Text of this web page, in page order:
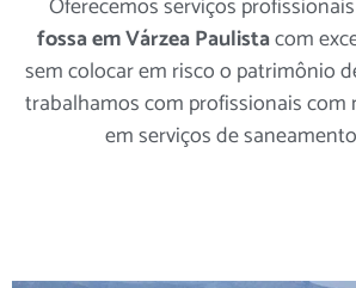
fossa em Várzea Paulistacom
sem colocar em risco o patrimônio
trabalhamos com profissionais com
em serviços de